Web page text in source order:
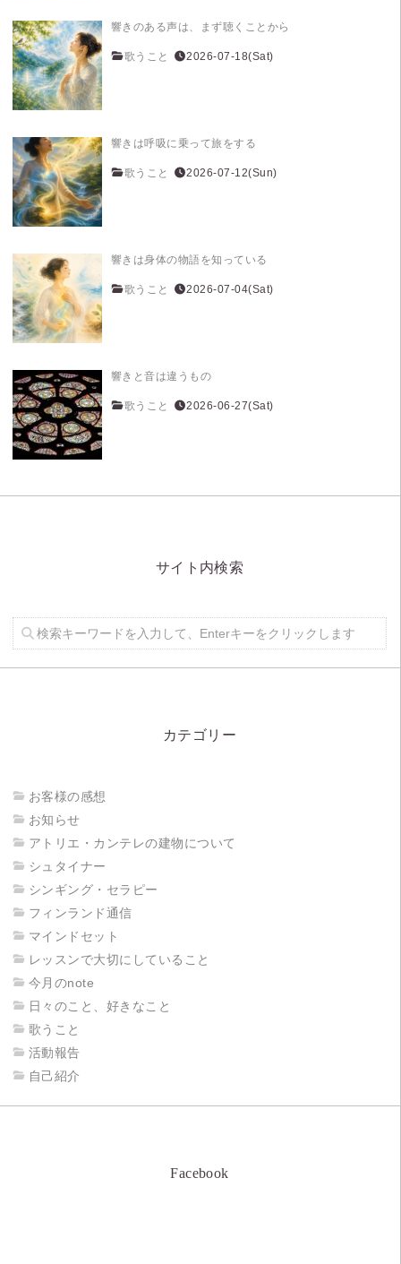
響きのある声は、まず聴くことから
歌うこと 2026-07-18(Sat)
響きは呼吸に乗って旅をする
歌うこと 2026-07-12(Sun)
響きは身体の物語を知っている
歌うこと 2026-07-04(Sat)
響きと音は違うもの
歌うこと 2026-06-27(Sat)
サイト内検索
カテゴリー
お客様の感想
お知らせ
アトリエ・カンテレの建物について
シュタイナー
シンギング・セラピー
フィンランド通信
マインドセット
レッスンで大切にしていること
今月のnote
日々のこと、好きなこと
歌うこと
活動報告
自己紹介
Facebook